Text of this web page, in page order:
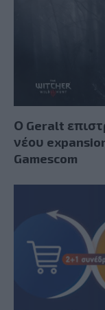
Ο Geralt
νέου
Gamescom